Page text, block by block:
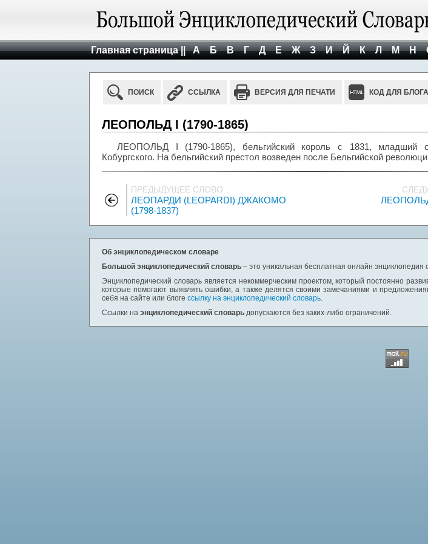
Главная страница || А Б В Г Д Е Ж З И Й К Л М Н
ПОИСК ССЫЛКА ВЕРСИЯ ДЛЯ ПЕЧАТИ КОД ДЛЯ БЛОГА
ЛЕОПОЛЬД I (1790-1865)
ЛЕОПОЛЬД I (1790-1865), бельгийский король с 1831, младший
Кобургского. На бельгийский престол возведен после Бельгийской
ПРЕДЫДУЩЕЕ СЛОВО
ЛЕОПАРДИ (LEOPARDI) ДЖАКОМО
(1798-1837)
ЛЕОПОЛЬД
Об энциклопедическом словаре
Большой энциклопедический словарь – это уникальная бесплатная онлайн
Энциклопедический словарь является некоммерческим проектом, который постоянно
которые помогают выявлять ошибки, а также делятся своими замечаниями и
себя на сайте или блоге ссылку на энциклопедический словарь.
Ссылки на энциклопедический словарь допускаются без каких-либо ограничений.